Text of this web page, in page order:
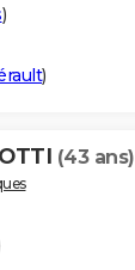
)
)
(43 ans)